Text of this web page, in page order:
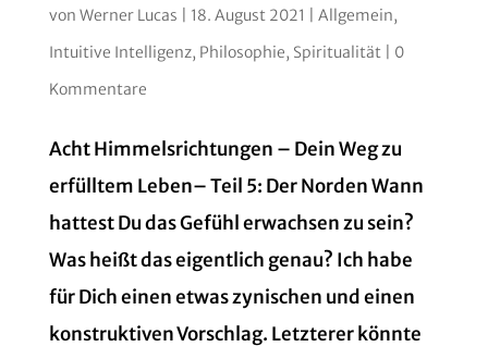
von Werner Lucas 18. August 2021 Allgemein,
Intuitive Intelligenz, Philosophie, Spiritualität| 0
Kommentare
Acht Himmelsrichtungen – Dein Weg zu
erfülltem Leben– Teil 5: Der Norden Wann
hattest Du das Gefühl erwachsen zu sein?
Was heißt das eigentlich genau? Ich habe
für Dich einen etwas zynischen und einen
konstruktiven Vorschlag. Letzterer könnte